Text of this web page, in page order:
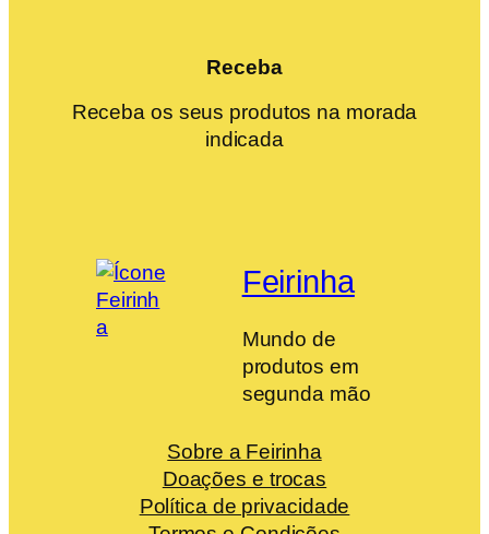
Receba
Receba os seus produtos na morada
indicada
Feirinha
Mundo de
produtos em
segunda mão
Sobre a Feirinha
Doações e trocas
Política de privacidade